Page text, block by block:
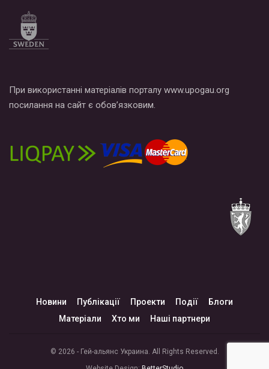
При використанні матеріалів порталу www.upogau.org
посилання на сайт є обов’язковим.
Новини Публікації Проекти Події
Блоги
Матеріали
Хто ми Наші партнери
© 2026 - Гей-альянс Украина. All Rights Reserved.